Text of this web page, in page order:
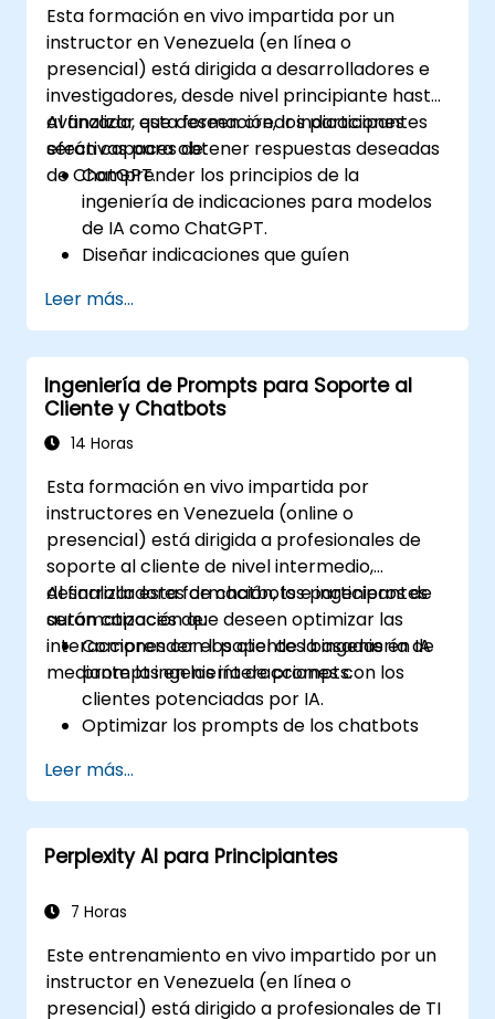
Esta formación en vivo impartida por un
instructor en Venezuela (en línea o
presencial) está dirigida a desarrolladores e
investigadores, desde nivel principiante hasta
avanzado, que deseen crear indicaciones
efectivas para obtener respuestas deseadas
de ChatGPT.
Al finalizar esta formación, los participantes
serán capaces de:
Comprender los principios de la
ingeniería de indicaciones para modelos
de IA como ChatGPT.
Diseñar indicaciones que guíen
resultados deseados.
Aplicar consideraciones éticas al
elaborar indicaciones.
Anticiparse y adaptarse al paisaje en
evolución de las interacciones con IA.
Leer más...
Ingeniería de Prompts para Soporte al
Cliente y Chatbots
14 Horas
Esta formación en vivo impartida por
instructores en Venezuela (online o
presencial) está dirigida a profesionales de
soporte al cliente de nivel intermedio,
desarrolladores de chatbots e ingenieros de
automatización que deseen optimizar las
interacciones con los clientes basadas en IA
mediante la ingeniería de prompts.
Al finalizar esta formación, los participantes
serán capaces de:
Comprender el papel de la ingeniería de
prompts en las interacciones con los
clientes potenciadas por IA.
Optimizar los prompts de los chatbots
satisfacción del usuario.
Utilizar modelos de IA de manera eficaz
para gestionar consultas de clientes y
automatizar respuestas.
complejos, escalaciones y resolución de
Garantizar interacciones éticas con la IA
y reducir sesgos en el servicio al cliente
Leer más...
Perplexity AI para Principiantes
7 Horas
Este entrenamiento en vivo impartido por un
instructor en Venezuela (en línea o
presencial) está dirigido a profesionales de TI